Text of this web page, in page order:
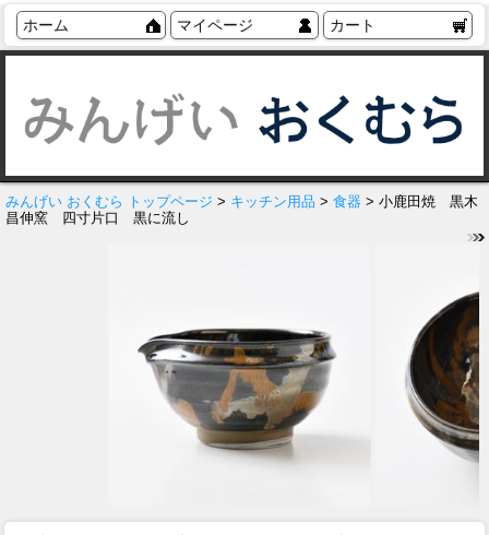
ホーム マイページ カート
みんげい おくむら トップページ > キッチン用品 > 食器 > 小鹿田焼 黒木
昌伸窯 四寸片口 黒に流し